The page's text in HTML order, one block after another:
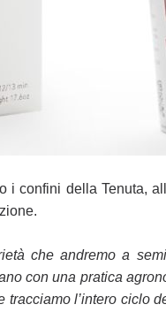
i confini della Tenuta,
che andremo a
con una pratica
l’intero ciclo